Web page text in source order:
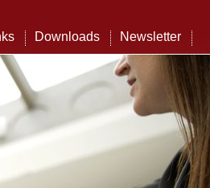
Downloads Newsletter